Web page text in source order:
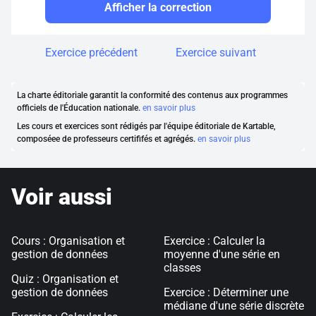
Afficher la correction
Exercice précédent Exercice suivant
La charte éditoriale garantit la conformité des contenus aux programmes
officiels de l'Éducation nationale. en savoir plus
Les cours et exercices sont rédigés par l'équipe éditoriale de Kartable,
composéee de professeurs certififés et agrégés. en savoir plus
Voir aussi
Cours : Organisation et
gestion de données
Quiz : Organisation et
gestion de données
Exercice : Calculer la
moyenne d'une série en
classes
Exercice : Déterminer une
médiane d'une série discrète